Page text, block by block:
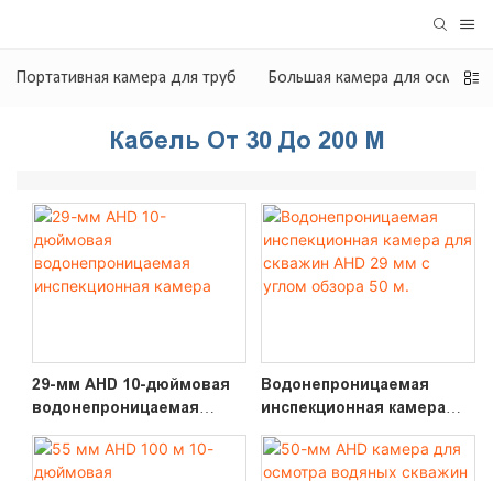
Портативная камера для труб Большая камера для осмотра
Кабель От 30 До 200 М
29-мм AHD 10-дюймовая
водонепроницаемая
Водонепроницаемая
инспекционная камера
углом обзора 50 м.